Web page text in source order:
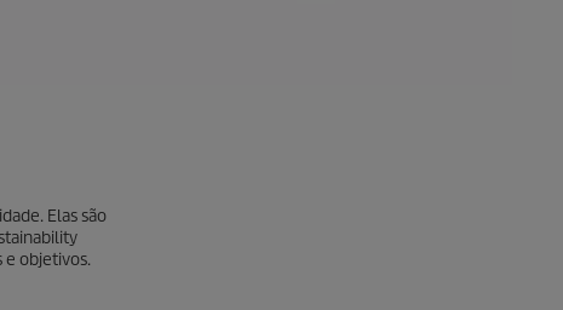
Elas são
e objetivos.